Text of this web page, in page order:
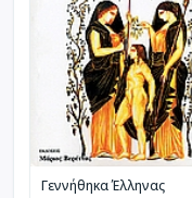
Γεννήθηκα Έλληνας